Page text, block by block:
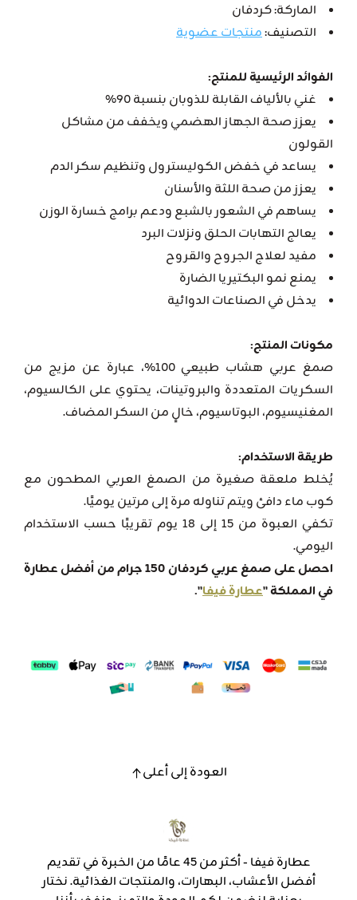
الماركة: كردفان
التصنيف:منتجات عضوية
الفوائد الرئيسية للمنتج:
غني بالألياف القابلة للذوبان بنسبة 90%
يعزز صحة الجهاز الهضمي ويخفف من مشاكل
القولون
يساعد في خفض الكوليسترول وتنظيم سكر الدم
يعزز من صحة اللثة والأسنان
يساهم في الشعور بالشبع ودعم برامج خسارة الوزن
يعالج التهابات الحلق ونزلات البرد
مفيد لعلاج الجروح والقروح
يمنع نمو البكتيريا الضارة
يدخل في الصناعات الدوائية
مكونات المنتج:
صمغ عربي هشاب طبيعي 100%، عبارة عن مزيج من
السكريات المتعددة والبروتينات، يحتوي على الكالسيوم،
المغنيسيوم، البوتاسيوم، خالٍ من السكر المضاف.
طريقة الاستخدام:
يُخلط ملعقة صغيرة من الصمغ العربي المطحون مع
كوب ماء دافئ ويتم تناوله مرة إلى مرتين يوميًا.
تكفي العبوة من 15 إلى 18 يوم تقريبًا حسب الاستخدام
اليومي.
احصل على صمغ عربي كردفان 150 جرام من أفضل عطارة
في المملكة "عطارة فيفا".
العودة إلى أعلى
عطارة فيفا - أكثر من 45 عامًا من الخبرة في تقديم
أفضل الأعشاب، البهارات، والمنتجات الغذائية. نختار